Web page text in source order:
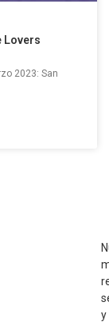
Lovers
2023: San
y